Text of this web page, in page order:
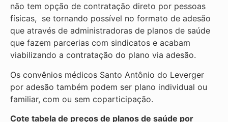
não tem opção de contratação direto por pessoas
físicas, se tornando possível no formato de adesão
que através de administradoras de planos de saúde
que fazem parcerias com sindicatos e acabam
viabilizando a contratação do plano via adesão.
Os convênios médicos Santo Antônio do Leverger
por adesão também podem ser plano individual ou
familiar, com ou sem coparticipação.
Cote tabela de preços de planos de saúde por